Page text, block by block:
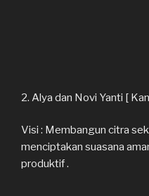
2. Alya dan Novi Yanti [
Visi : Membangun citra
menciptakan suasana
produktif .